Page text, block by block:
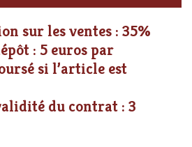
sur les ventes : 35%
: 5 euros par
si l’article est
du contrat : 3